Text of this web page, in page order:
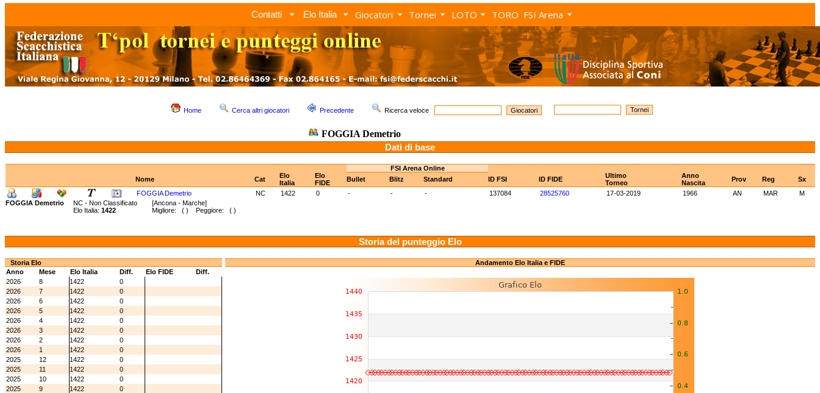
Contatti Elo Italia Giocatori Tornei LOTO TORO FSI Arena
Home Cerca altri giocatori Precedente Ricerca veloce
FOGGIA Demetrio
Dati di base
FSI Arena Online
Nome
Cat
Elo
Italia
Elo
FIDE
Bullet Blitz Standard ID FSI ID FIDE
Ultimo
Torneo
Anno
Nascita
Prov Reg
Sx
FOGGIA Demetrio
NC 1422 0 - - - 137084 28525760 17-03-2019 1966 AN MAR
M
FOGGIA Demetrio
NC - Non Classificato [Ancona - Marche]
Elo Italia: 1422 Migliore: ( ) Peggiore: ( )
Storia del punteggio Elo
Storia Elo
Anno
Mese Elo Italia Diff. Elo FIDE
Diff.
2026
8 1422
0
2026
7 1422
0
2026
6 1422
0
2026
5 1422
0
2026
4 1422
0
2026
3 1422
0
2026
2 1422
0
2026
1 1422
0
2025
12 1422
0
2025
11 1422
0
2025
10 1422
0
2025
9 1422
0
Andamento Elo Italia e FIDE